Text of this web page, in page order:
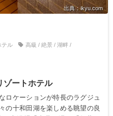
出典：ikyu.com
テル 高級 / 絶景 / 湖畔 /
ゾートホテル
ロケーションが特長のラグジュ
の十和田湖を楽しめる眺望の良